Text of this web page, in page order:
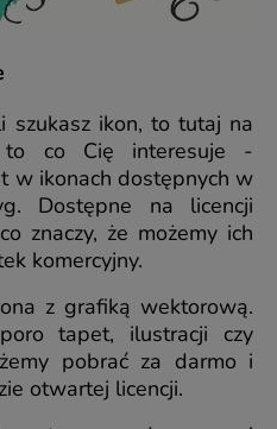
ikon, to tutaj na
to co Cię interesuje -
w ikonach dostępnych w
Dostępne na licencji
znaczy, że możemy ich
komercyjny.
z grafiką wektorową.
tapet, ilustracji czy
pobrać za darmo i
otwartej licencji.